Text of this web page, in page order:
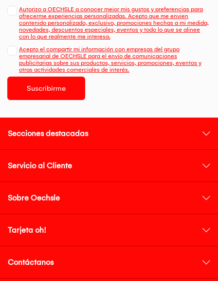
Autorizo a OECHSLE a conocer mejor mis gustos y preferencias para
ofrecerme experiencias personalizadas. Acepto que me envien
contenido personalizado, exclusivo, promociones hechas a mi medida,
novedades, descuentos especiales, eventos y todo lo que se alinee
con lo que realmente me interesa.
Acepto el compartir mi información con empresas del grupo
empresarial de OECHSLE para el envío de comunicaciones
publicitarias sobre sus productos, servicios, promociones, eventos y
otras actividades comerciales de interés.
Suscribirme
Secciones destacadas
Servicio al Cliente
Sobre Oechsle
Tarjeta oh!
Contáctanos